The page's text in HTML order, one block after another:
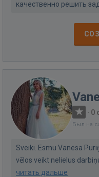
качественно решить
· 0
Был на
Sveiki. Esmu Vanesa
vēlos veikt nelielus
читать дальше